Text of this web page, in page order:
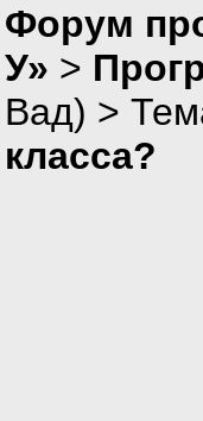
Форум
У» >
Вад) >
класса?